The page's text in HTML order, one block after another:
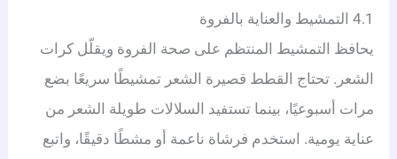
4.1 التمشيط والعناية بالفروة
يحافظ التمشيط المنتظم على صحة الفروة ويقلّل كرات
الشعر. تحتاج القطط قصيرة الشعر تمشيطًا سريعًا بضع
مرات أسبوعيًا، بينما تستفيد السلالات طويلة الشعر من
عناية يومية. استخدم فرشاة ناعمة أو مشطًا دقيقًا، واتبع